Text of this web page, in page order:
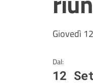
Giovedì
Dal:
12